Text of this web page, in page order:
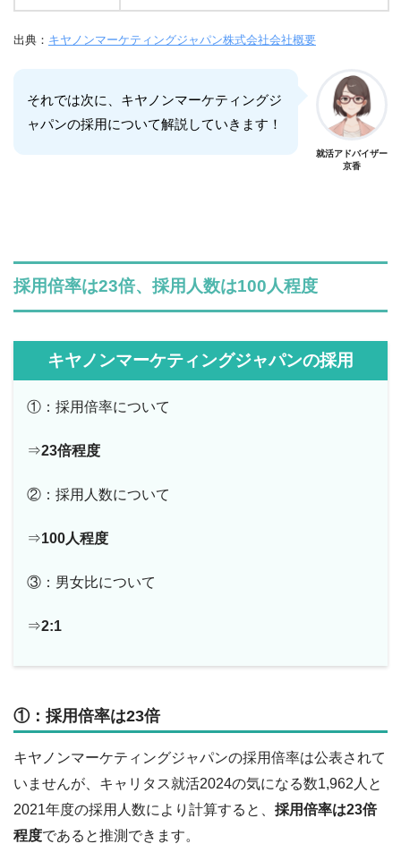
出典： キヤノンマーケティングジャパン株式会社会社概要
それでは次に、キヤノンマーケティングジ
ャパンの採用について解説していきます！
就活アドバイザー
京香
採用倍率は23倍、採用人数は100人程度
キヤノンマーケティングジャパンの採用
①：採用倍率について
⇒23倍程度
②：採用人数について
⇒100人程度
③：男女比について
⇒2:1
①：採用倍率は23倍
キヤノンマーケティングジャパンの採用倍率は公表されて
いませんが、キャリタス就活2024の気になる数1,962人と
2021年度の採用人数により計算すると、 採用倍率は23倍
程度であると推測できます。